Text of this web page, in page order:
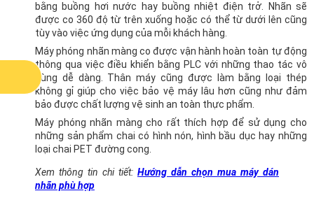
bằng buồng hơi nước hay buồng nhiệt điện trở. Nhãn sẽ
được co 360 độ từ trên xuống hoặc có thể từ dưới lên cũng
tùy vào việc ứng dụng của mỗi khách hàng.
Máy phóng nhãn màng co được vận hành hoàn toàn tự động
thông qua việc điều khiển bằng PLC với những thao tác vô
cùng dễ dàng. Thân máy cũng được làm bằng loại thép
không gỉ giúp cho việc bảo vệ máy lâu hơn cũng như đảm
bảo được chất lượng vệ sinh an toàn thực phẩm.
Máy phóng nhãn màng cho rất thích hợp để sử dụng cho
những sản phẩm chai có hình nón, hình bầu dục hay những
loại chai PET đường cong.
Xem thông tin chi tiết: Hướng dẫn chọn mua máy dán
nhãn phù hợp